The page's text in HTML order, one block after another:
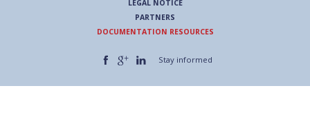
LEGAL NOTICE
PARTNERS
DOCUMENTATION RESOURCES
Stay informed